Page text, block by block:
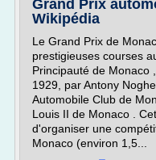
Grand Prix
Wikipédia
Le Grand Prix de
prestigieuses courses
Principauté de Monaco
1929, par Antony
Automobile Club de
Louis II de Monaco .
d'organiser une
Monaco (environ 1,5...